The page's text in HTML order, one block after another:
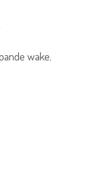
wake.